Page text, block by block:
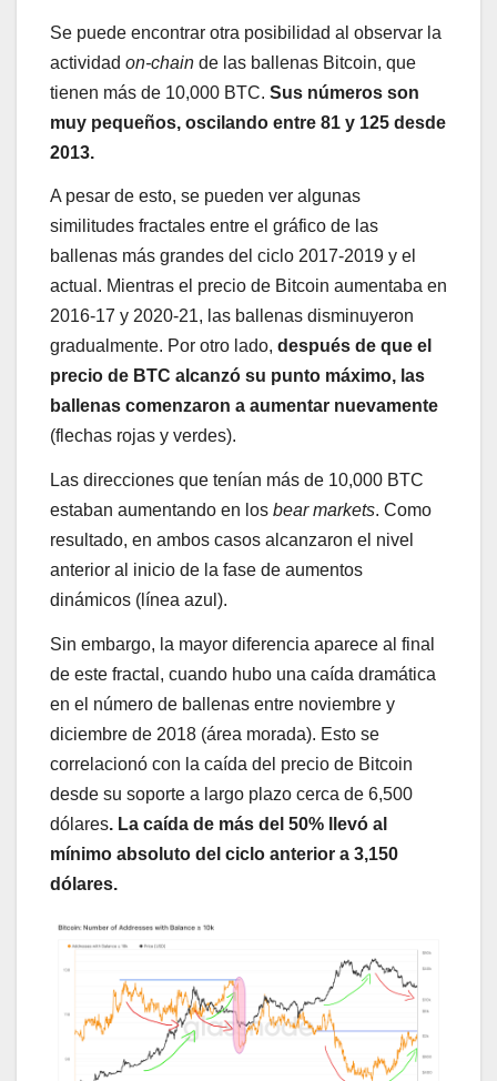
Se puede encontrar otra posibilidad al observar la
actividad on-chain de las ballenas Bitcoin, que
tienen más de 10,000 BTC. Sus números son
muy pequeños, oscilando entre 81 y 125 desde
2013.
A pesar de esto, se pueden ver algunas
similitudes fractales entre el gráfico de las
ballenas más grandes del ciclo 2017-2019 y el
actual. Mientras el precio de Bitcoin aumentaba en
2016-17 y 2020-21, las ballenas disminuyeron
gradualmente. Por otro lado, después de que el
precio de BTC alcanzó su punto máximo, las
ballenas comenzaron a aumentar nuevamente
(flechas rojas y verdes).
Las direcciones que tenían más de 10,000 BTC
estaban aumentando en los bear markets. Como
resultado, en ambos casos alcanzaron el nivel
anterior al inicio de la fase de aumentos
dinámicos (línea azul).
Sin embargo, la mayor diferencia aparece al final
de este fractal, cuando hubo una caída dramática
en el número de ballenas entre noviembre y
diciembre de 2018 (área morada). Esto se
correlacionó con la caída del precio de Bitcoin
desde su soporte a largo plazo cerca de 6,500
dólares. La caída de más del 50% llevó al
mínimo absoluto del ciclo anterior a 3,150
dólares.